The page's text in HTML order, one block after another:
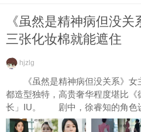
《虽然是精神病但没
三张化妆棉就能遮住
hjzlg
《虽然是精神病但没关系》女
都造型独特，高贵奢华程度堪比
长」IU。 剧中，徐睿知的角色